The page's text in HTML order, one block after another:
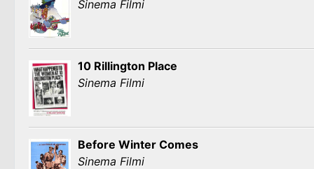
Sinema Filmi
10 Rillington Place
Sinema Filmi
Before Winter Comes
Sinema Filmi